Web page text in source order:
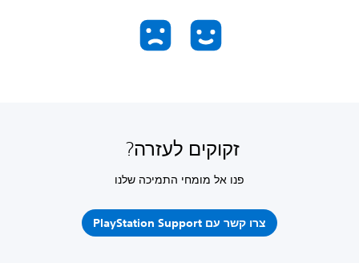
זקוקים לעזרה?
פנו אל מומחי התמיכה שלנו
צרו קשר עם PlayStation Support